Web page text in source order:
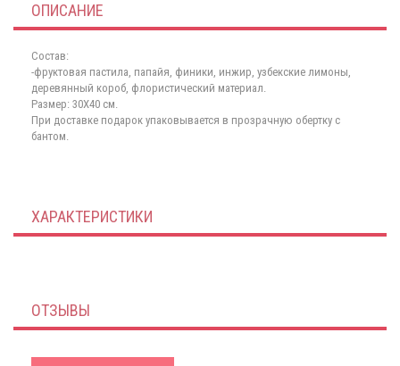
ОПИСАНИЕ
Состав:
-фруктовая пастила, папайя, финики, инжир, узбекские лимоны,
деревянный короб, флористический материал.
Размер: 30Х40 см.
При доставке подарок упаковывается в прозрачную обертку с
бантом.
ХАРАКТЕРИСТИКИ
ОТЗЫВЫ